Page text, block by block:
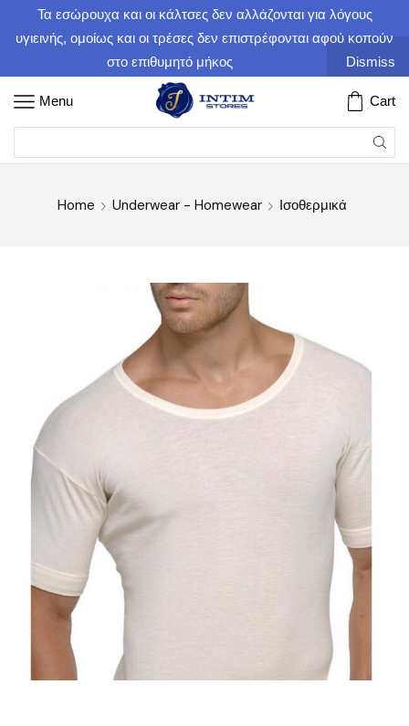
Τα εσώρουχα και οι κάλτσες δεν αλλάζονται για λόγους
υγιεινής, ομοίως και οι τρέσες δεν επιστρέφονται αφού κοπούν
στο επιθυμητό μήκος
Dismiss
Menu Cart
Home Underwear - Homewear Ισοθερμικά